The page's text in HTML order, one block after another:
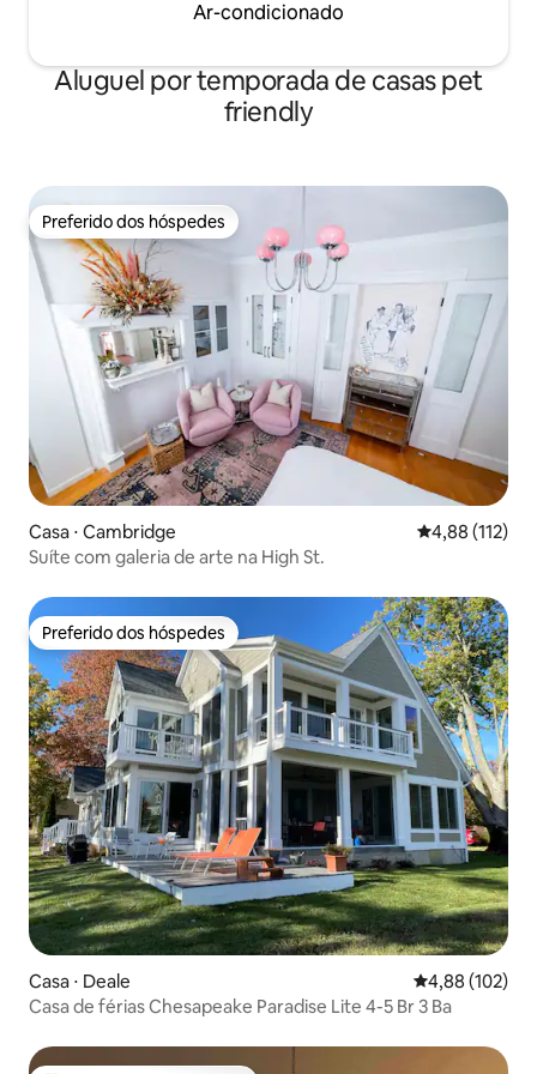
Ar-condicionado
Aluguel por temporada de casas pet
friendly
Preferido dos hóspedes
Preferido dos hóspedes
Casa ⋅ Cambridge 4,88 de uma
4,88 (112)
Suíte com galeria de arte na High St.
Preferido dos hóspedes
Preferido dos hóspedes
Casa ⋅ Deale 4,88 de uma
4,88 (102)
Casa de férias Chesapeake Paradise Lite 4-5 Br 3 Ba